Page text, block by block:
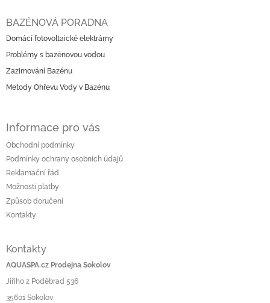
BAZÉNOVÁ PORADNA
Domácí fotovoltaické elektrárny
Problémy s bazénovou vodou
Zazimování Bazénu
Metody Ohřevu Vody v Bazénu
Informace pro vás
Obchodní podmínky
Podmínky ochrany osobních údajů
Reklamační řád
Možnosti platby
Způsob doručení
Kontakty
Kontakty
AQUASPA.cz Prodejna Sokolov
Jiřího z Poděbrad 536
35601 Sokolov